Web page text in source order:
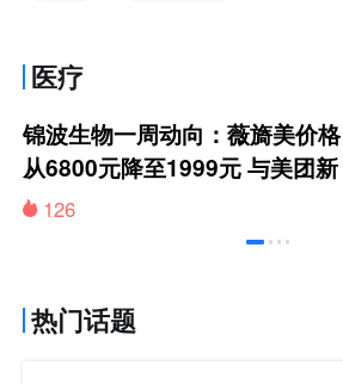
医疗
锦波生物一周动向：薇旖美价格
从6800元降至1999元 与美团新
氧化敌为友
126
热门话题